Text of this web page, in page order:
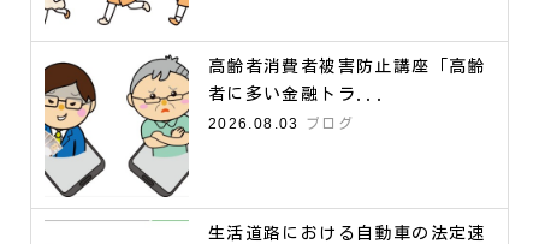
高齢者消費者被害防止講座「高齢
者に多い金融トラ...
2026.08.03
ブログ
生活道路における自動車の法定速